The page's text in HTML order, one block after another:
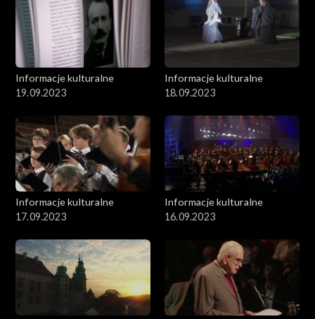
Informacje kulturalne
19.09.2023
Informacje kulturalne
18.09.2023
Informacje kulturalne
17.09.2023
Informacje kulturalne
16.09.2023